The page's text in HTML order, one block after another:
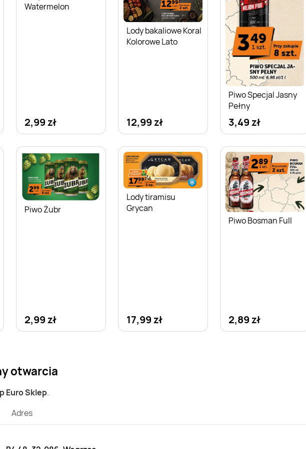
Watermelon
2,99 zł
Lody bakaliowe Koral
Kolorowe Lato
12,99 zł
Piwo Specjal Jasny
Pełny
3,49 zł
Piwo Żubr
2,99 zł
Lody tiramisu
Grycan
17,99 zł
Piwo Bosman Full
2,89 zł
otwarcia
Euro Sklep.
Adres